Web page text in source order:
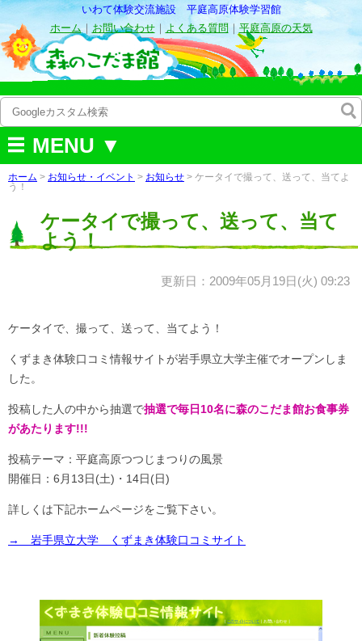
いわて体験交流施設 平庭高原体験学習館
ホーム｜ お問い合わせ｜ よくある質問 ｜ 平庭高原の天気
MENU ▼
ホーム > お知らせ・イベント > お知らせ > ケータイで撮って、送って、当てよ
う！
ケータイで撮って、送って、当て
よう！
更新日：2009年05月19日(火) 09:23
ケータイで、撮って、送って、当てよう！
くずまき体験口コミ情報サイトが岩手県立大学主催でオープンしま
した。
投稿した人の中から抽選で抽選で毎日10名に森のこだま館お食事券
があたります!!!
投稿テーマ：平庭高原つつじまつりの風景
開催日：6月13日(土)・14日(日)
詳しくは下記ホームページをご覧下さい。
→ 岩手県立大学 くずまき体験口コミサイト